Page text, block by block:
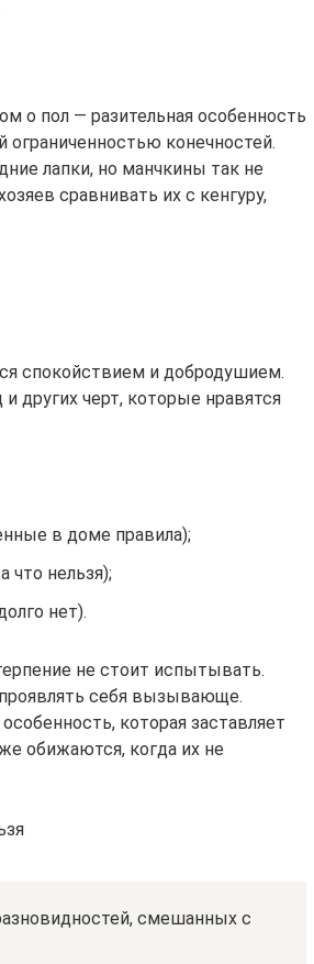
о пол — разительная особенность
ограниченностью конечностей.
лапки, но манчкины так не
сравнивать их с кенгуру,
спокойствием и добродушием.
других черт, которые нравятся
в доме правила);
что нельзя);
нет).
не стоит испытывать.
себя вызывающе.
которая заставляет
обижаются, когда их не
смешанных с